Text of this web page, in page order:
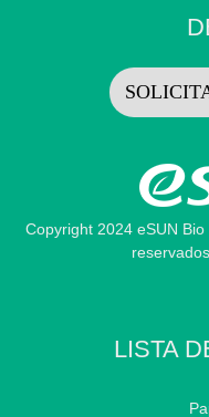
Copyright 2024 eSUN
reservados
LISTA